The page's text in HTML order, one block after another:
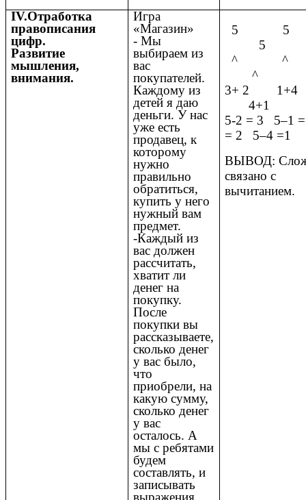
IV.Отработка
правописания
цифр.
Развитие
мышления,
внимания.
Игра
«Магазин»
- Мы
выбираем из
вас
покупателей.
Каждому из
детей я даю
деньги. У нас
уже есть
продавец, к
которому
нужно
правильно
обратиться,
купить у него
нужный вам
предмет.
-Каждый из
вас должен
рассчитать,
хватит ли
денег на
покупку.
После
покупки вы
рассказываете,
сколько денег
у вас было,
что
приобрели, на
какую сумму,
сколько денег
у вас
осталось. А
мы с ребятами
будем
составлять, и
записывать
выражения.
5 5
5
^ ^
^
3+ 2
4+1
5-2 = 3 5–1
= 2 5–4 =1
ВЫВОД:
связано с
вычитанием.